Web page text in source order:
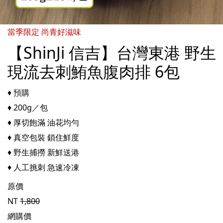
當季限定 尚青好滋味
【ShinJi 信吉】台灣東港 野生
現流去刺鮪魚腹肉排 6包
♦ 預購
♦ 200g／包
♦ 厚切飽滿 油花均勻
♦ 真空包裝 鎖住鮮度
♦ 野生捕撈 新鮮送港
♦ 人工挑刺 急速冷凍
原價
NT1,800
網購價